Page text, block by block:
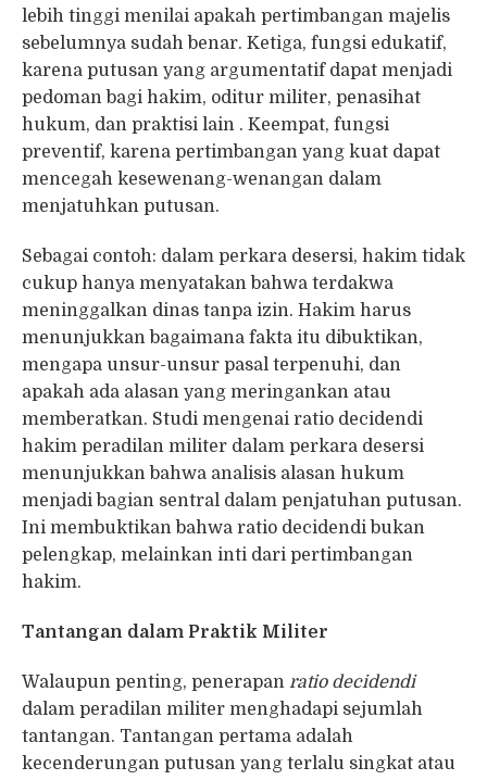
lebih tinggi menilai apakah pertimbangan majelis
sebelumnya sudah benar. Ketiga, fungsi edukatif,
karena putusan yang argumentatif dapat menjadi
pedoman bagi hakim, oditur militer, penasihat
hukum, dan praktisi lain . Keempat, fungsi
preventif, karena pertimbangan yang kuat dapat
mencegah kesewenang-wenangan dalam
menjatuhkan putusan.
Sebagai contoh: dalam perkara desersi, hakim tidak
cukup hanya menyatakan bahwa terdakwa
meninggalkan dinas tanpa izin. Hakim harus
menunjukkan bagaimana fakta itu dibuktikan,
mengapa unsur-unsur pasal terpenuhi, dan
apakah ada alasan yang meringankan atau
memberatkan. Studi mengenai ratio decidendi
hakim peradilan militer dalam perkara desersi
menunjukkan bahwa analisis alasan hukum
menjadi bagian sentral dalam penjatuhan putusan.
Ini membuktikan bahwa ratio decidendi bukan
pelengkap, melainkan inti dari pertimbangan
hakim.
Tantangan dalam Praktik Militer
Walaupun penting, penerapan ratio decidendi
dalam peradilan militer menghadapi sejumlah
tantangan. Tantangan pertama adalah
kecenderungan putusan yang terlalu singkat atau